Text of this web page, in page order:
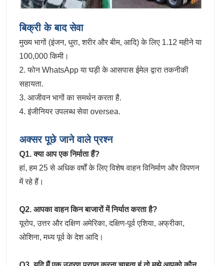
बिक्री के बाद सेवा
मुख्य भागों (इंजन, धुरा, शरीर और बीम, आदि) के लिए 1.12 महीने या
100,000 किमी।
2. फोन WhatsApp या घड़ी के आसपास ईमेल द्वारा तकनीकी
सहायता.
3. आजीवन भागों का समर्थन करता है.
4. इंजीनियर उपलब्ध सेवा oversea.
अक्सर पूछे जाने वाले प्रश्न
Q1. क्या आप एक निर्माता हैं?
हां, हम 25 से अधिक वर्षों के लिए विशेष वाहन विनिर्माण और विपणन
में रहे हैं।
Q2. आपका वाहन किन बाजारों में निर्यात करता है?
यूरोप, उत्तर और दक्षिण अमेरिका, दक्षिण-पूर्व एशिया, अफ्रीका,
ओशिना, मध्य पूर्व के देश आदि।